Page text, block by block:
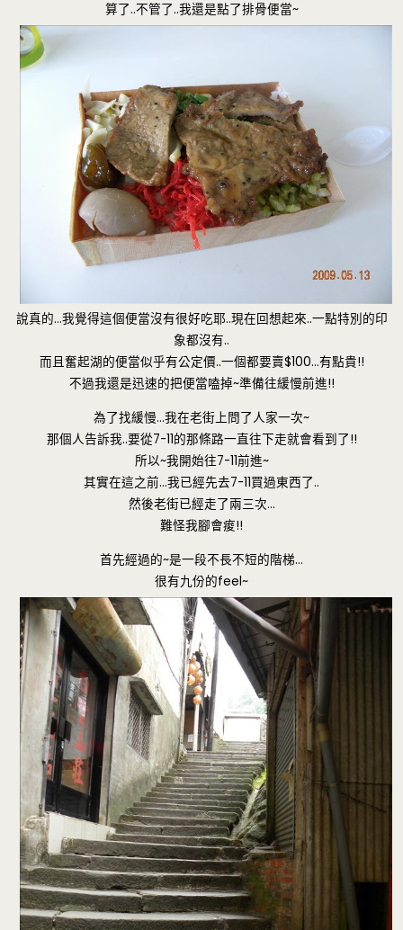
算了..不管了..我還是點了排骨便當~
說真的…我覺得這個便當沒有很好吃耶..現在回想起來..一點特別的印
象都沒有..
而且奮起湖的便當似乎有公定價..一個都要賣$100…有點貴!!
不過我還是迅速的把便當嗑掉~準備往緩慢前進!!
為了找緩慢…我在老街上問了人家一次~
那個人告訴我..要從7-11的那條路一直往下走就會看到了!!
所以~我開始往7-11前進~
其實在這之前…我已經先去7-11買過東西了..
然後老街已經走了兩三次…
難怪我腳會痠!!
首先經過的~是一段不長不短的階梯…
很有九份的feel~